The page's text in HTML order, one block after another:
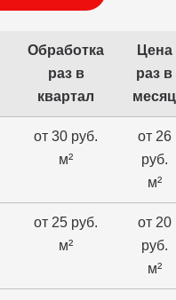
Обработка
раз в
квартал
Цена
раз в
месяц
от 30 руб.
м²
от 26
руб.
м²
от 25 руб.
м²
от 20
руб.
м²